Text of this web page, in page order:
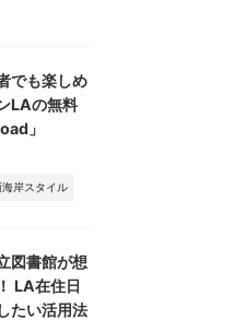
でも楽しめ
LAの無料
」
海岸スタイル
図書館が想
LA在住日
たい活用法